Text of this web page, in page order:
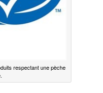
respectant une pèche